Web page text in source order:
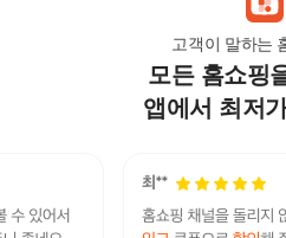
고객이 말하는
모든 홈쇼핑
앱에서 최저
[명성유기] 방짜 청
108,900 원